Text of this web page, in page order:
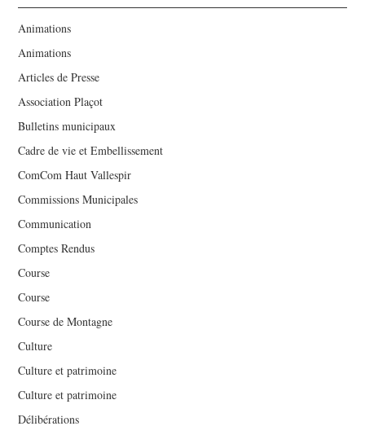
Animations
Animations
Articles de Presse
Association Plaçot
Bulletins municipaux
Cadre de vie et Embellissement
ComCom Haut Vallespir
Commissions Municipales
Communication
Comptes Rendus
Course
Course
Course de Montagne
Culture
Culture et patrimoine
Culture et patrimoine
Délibérations